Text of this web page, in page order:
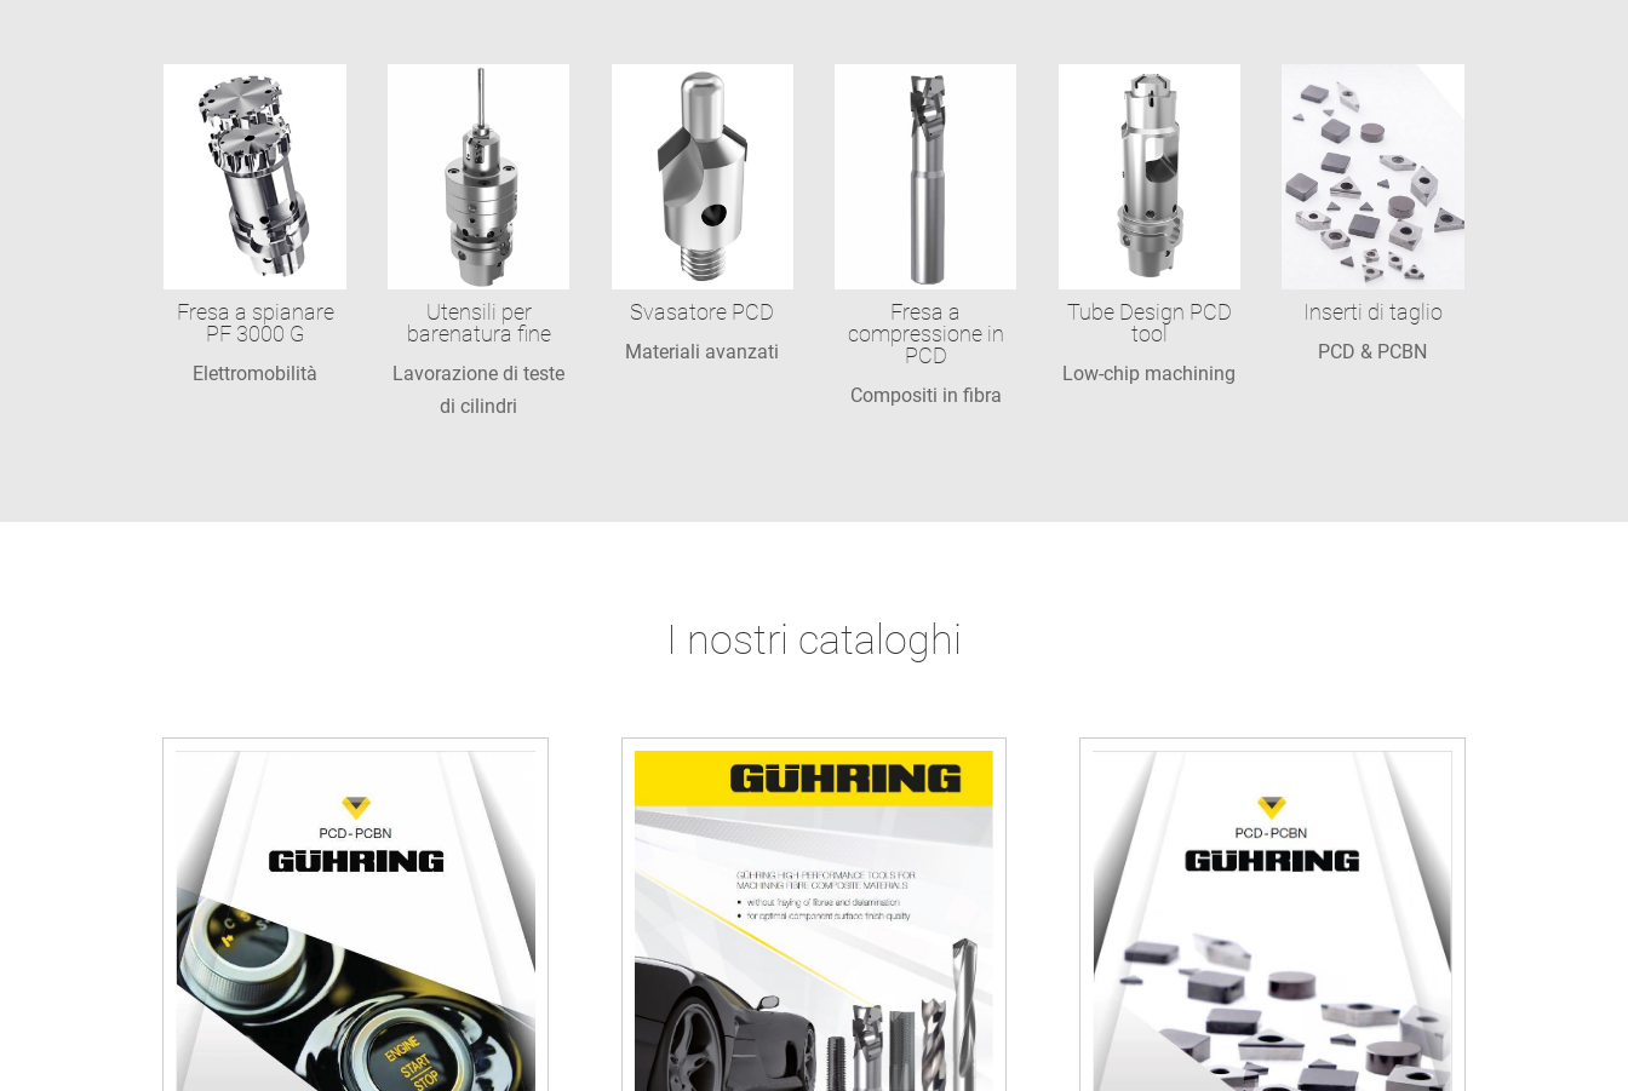
Fresa a spianare
PF 3000 G
Elettromobilità
Utensili per
barenatura fine
Lavorazione di teste
di cilindri
Svasatore PCD
Materiali avanzati
Fresa a
compressione in
PCD
Compositi in fibra
Tube Design PCD
tool
Low-chip machining
Inserti di taglio
PCD & PCBN
I nostri cataloghi